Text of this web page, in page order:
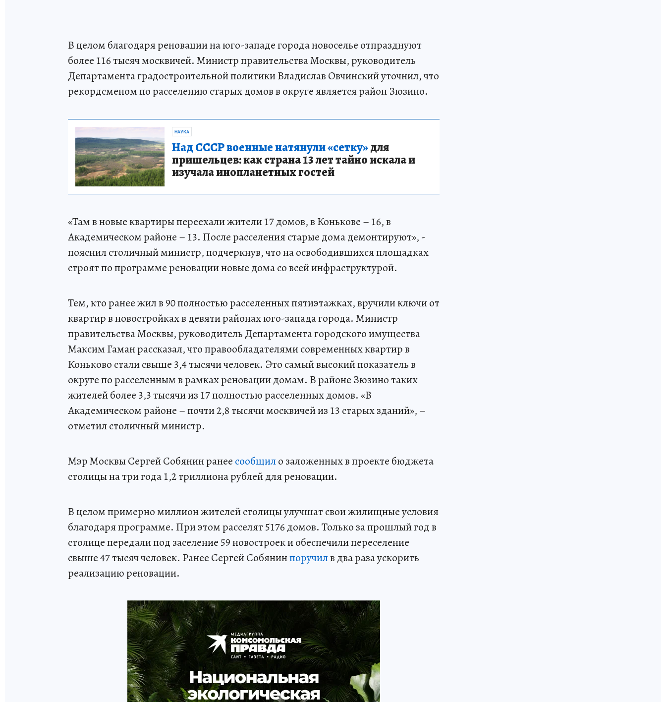
В целом благодаря реновации на юго-западе города новоселье отпразднуют
более 116 тысяч москвичей. Министр правительства Москвы, руководитель
Департамента градостроительной политики Владислав Овчинский уточнил, что
рекордсменом по расселению старых домов в округе является район Зюзино.
НАУКА
Над СССР военные натянули «сетку»для
пришельцев: как страна 13 лет тайно искала и
изучала инопланетных гостей
«Там в новые квартиры переехали жители 17 домов, в Конькове – 16, в
Академическом районе – 13. После расселения старые дома демонтируют», -
пояснил столичный министр, подчеркнув, что на освободившихся площадках
строят по программе реновации новые дома со всей инфраструктурой.
Тем, кто ранее жил в 90 полностью расселенных пятиэтажках, вручили ключи от
квартир в новостройках в девяти районах юго-запада города. Министр
правительства Москвы, руководитель Департамента городского имущества
Максим Гаман рассказал, что правообладателями современных квартир в
Коньково стали свыше 3,4 тысячи человек. Это самый высокий показатель в
округе по расселенным в рамках реновации домам. В районе Зюзино таких
жителей более 3,3 тысячи из 17 полностью расселенных домов. «В
Академическом районе – почти 2,8 тысячи москвичей из 13 старых зданий», –
отметил столичный министр.
Мэр Москвы Сергей Собянин ранее сообщило заложенных в проекте бюджета
столицы на три года 1,2 триллиона рублей для реновации.
В целом примерно миллион жителей столицы улучшат свои жилищные условия
благодаря программе. При этом расселят 5176 домов. Только за прошлый год в
столице передали под заселение 59 новостроек и обеспечили переселение
свыше 47 тысяч человек. Ранее Сергей Собянинпоручилв два раза ускорить
реализацию реновации.